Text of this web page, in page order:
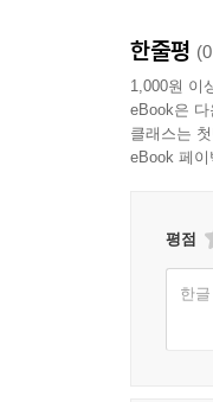
한줄평
1,000원 이
eBook은
클래스는
eBook 페
평점
한